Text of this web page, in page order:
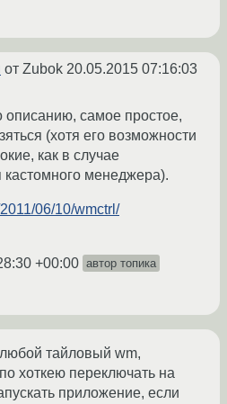
от Zubok 20.05.2015 07:16:03
описанию, самое простое,
(хотя его возможности
как в случае
кастомного менеджера).
06/10/wmctrl/
+00:00 автор топика
тайловый wm,
хоткею переключать на
приложение, если